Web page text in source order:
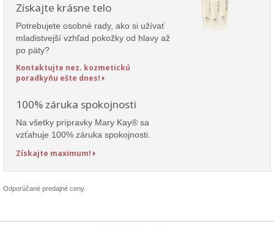
Získajte krásne telo
Potrebujete osobné rady, ako si užívať
mladistvejší vzhľad pokožky od hlavy až
po päty?
Kontaktujte nez. kozmetickú
poradkyňu ešte dnes!
100% záruka spokojnosti
Na všetky prípravky Mary Kay® sa
vzťahuje 100% záruka spokojnosti.
Získajte maximum!
Odporúčané predajné ceny.